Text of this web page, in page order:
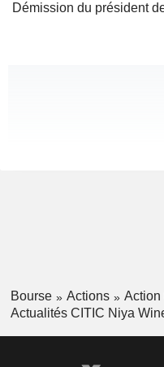
Démission du président
Bourse Actions
Action
Actualités CITIC Niya